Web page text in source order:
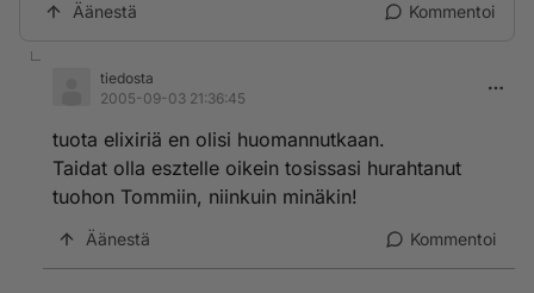
Äänestä Kommentoi
tiedosta
2005-09-03 21:36:45
tuota elixiriä en olisi huomannutkaan.
Taidat olla esztelle oikein tosissasi hurahtanut
tuohon Tommiin, niinkuin minäkin!
Äänestä Kommentoi